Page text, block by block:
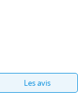
Les avis